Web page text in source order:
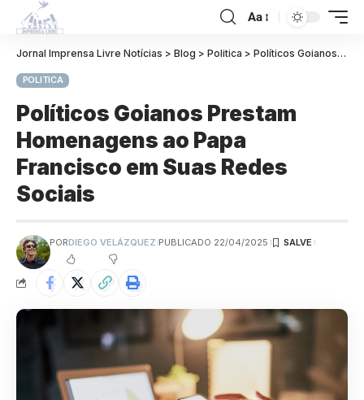
Aa
Jornal Imprensa Livre Notícias > Blog > Politica > Políticos Goianos Prestam Homenagens ao Papa Francisco em Suas Redes Sociais
POLITICA
Políticos Goianos Prestam
Homenagens ao Papa
Francisco em Suas Redes
Sociais
PORDIEGO VELÁZQUEZ PUBLICADO 22/04/2025